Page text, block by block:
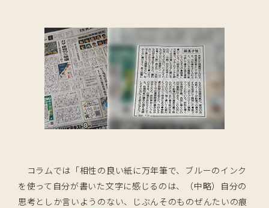
コラムでは「相性の良い紙に万年筆で、ブルーのインク
を使って自分が書いた文字に感じるのは、（中略）自分の
思考としか言いようのない、じぶんそのものぜんたいの痕